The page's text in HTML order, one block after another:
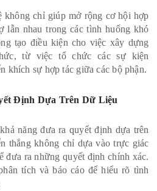
chỉ giúp mở rộng cơ hội hợp
lẫn nhau trong các tình huống khó
tạo điều kiện cho việc xây dựng
từ việc tổ chức các sự kiện
khích sự hợp tác giữa các bộ phận.
Định Dựa Trên Dữ Liệu
năng đưa ra quyết định dựa trên
thắng không chỉ dựa vào trực giác
đưa ra những quyết định chính xác.
tích và báo cáo để hiểu rõ tình